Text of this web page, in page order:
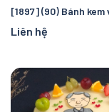
Liên hệ